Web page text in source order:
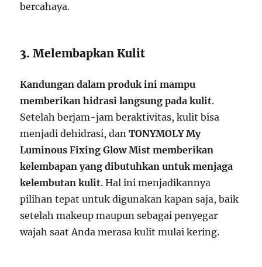
bercahaya.
3. Melembapkan Kulit
Kandungan dalam produk ini mampu
memberikan hidrasi langsung pada kulit.
Setelah berjam-jam beraktivitas, kulit bisa
menjadi dehidrasi, danTONYMOLY My
Luminous Fixing Glow Mist memberikan
kelembapan yang dibutuhkan untuk menjaga
kelembutan kulit. Hal ini menjadikannya
pilihan tepat untuk digunakan kapan saja, baik
setelah makeup maupun sebagai penyegar
wajah saat Anda merasa kulit mulai kering.